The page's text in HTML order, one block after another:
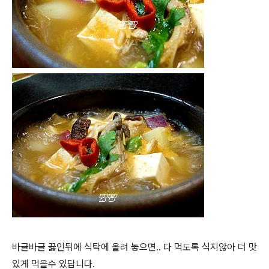
바글바글 끓인뒤에 식탁에 올려 놓으면.. 다 먹도록 식지않아 더 맛
있게 먹을수 있답니다.